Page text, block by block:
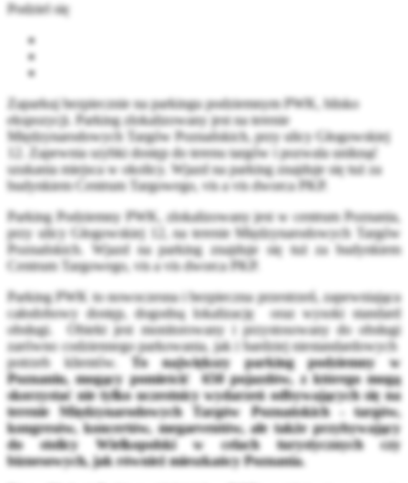
Podziel się
Zaparkuj bezpiecznie na parkingu podziemnym PWK, blisko
ekspozycji. Parking zlokalizowany jest na terenie
Międzynarodowych Targów Poznańskich, przy ulicy Głogowskiej
12. Zapewnia szybki dostęp do terenu targów i pozwala uniknąć
szukania miejsca w okolicy. Wjazd na parking znajduje się tuż za
budynkiem Centrum Targowego, vis a vis dworca PKP.
Parking Podziemny PWK, zlokalizowany jest w centrum Poznania,
przy ulicy Głogowskiej 12, na terenie Międzynarodowych Targów
Poznańskich. Wjazd na parking znajduje się tuż za budynkiem
Centrum Targowego, vis a vis dworca PKP.
Parking PWK to nowoczesna i bezpieczna przestrzeń, zapewniająca
całodobowy dostęp, dogodną lokalizację oraz wysoki standard
obsługi. Obiekt jest monitorowany i przystosowany do obsługi
zarówno codziennego parkowania, jak i bardziej niestandardowych
potrzeb klientów.
To największy parking podziemny w
Poznaniu, mogący pomieścić 650 pojazdów, z którego mogą
skorzystać nie tylko uczestnicy wydarzeń odbywających się na
terenie Międzynarodowych Targów Poznańskich - targów,
kongresów, koncertów, megaeventów, ale także przybywający
do stolicy Wielkopolski w celach turystycznych czy
biznesowych, jak również mieszkańcy Poznania.